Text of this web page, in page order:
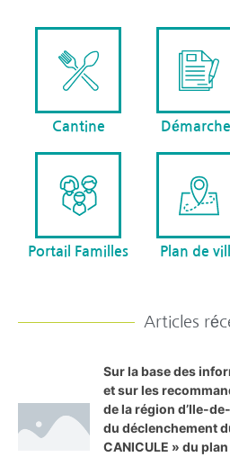
Cantine
Portail Familles Plan de
Articles
Sur la base des
et sur les
de la région d’Ile-
du déclenchement
CANICULE » du